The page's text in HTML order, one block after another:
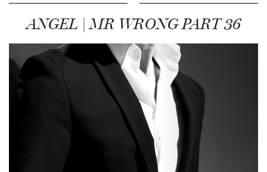
ANGEL | MR WRONG PART 36